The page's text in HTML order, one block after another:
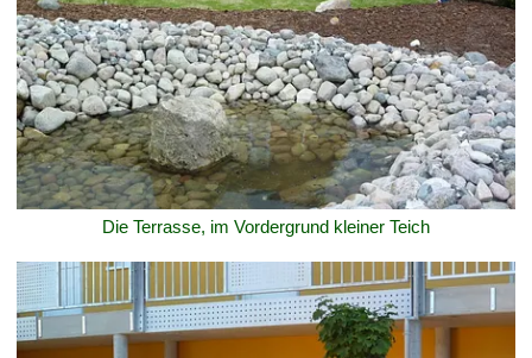
Die Terrasse, im Vordergrund kleiner Teich